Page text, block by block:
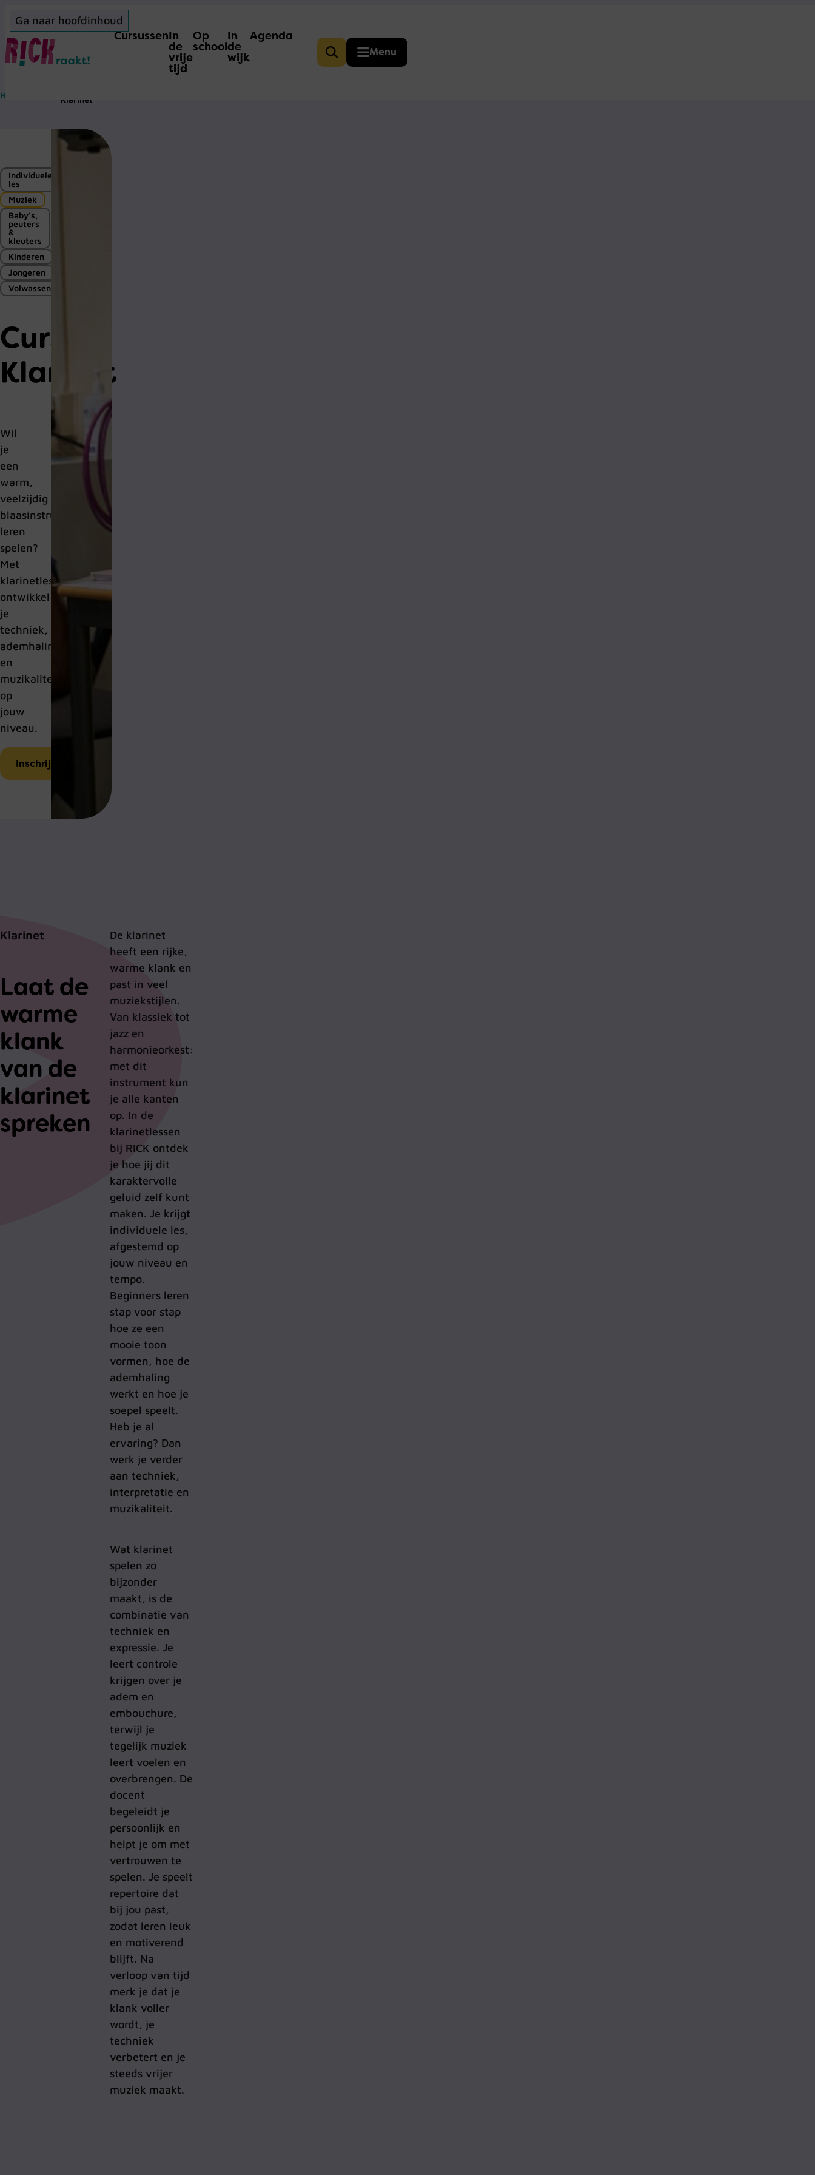
Ga naar hoofdinhoud
HomeCursussenIn
de
vrije
tijd
Op
school
In
de
wijk
Agenda
ZoekenMenu
Home
Klarinet
Individuele
les
Muziek
Baby's,
peuters
&
kleuters
Kinderen
Jongeren
Volwassenen
Cursus
Klarinet
Wil
je
een
warm,
veelzijdig
blaasinstrument
leren
spelen?
Met
klarinetles
ontwikkel
je
techniek,
ademhaling
en
muzikaliteit,
op
jouw
niveau.
Inschrijven
Laat de
warme
klank
van de
klarinet
spreken
Klarinet
De klarinet
heeft een rijke,
warme klank en
past in veel
muziekstijlen.
Van klassiek tot
jazz en
harmonieorkest:
met dit
instrument kun
je alle kanten
op. In de
klarinetlessen
bij RICK ontdek
je hoe jij dit
karaktervolle
geluid zelf kunt
maken. Je krijgt
individuele les,
afgestemd op
jouw niveau en
tempo.
Beginners leren
stap voor stap
hoe ze een
mooie toon
vormen, hoe de
ademhaling
werkt en hoe je
soepel speelt.
Heb je al
ervaring? Dan
werk je verder
aan techniek,
interpretatie en
muzikaliteit.
Wat klarinet
spelen zo
bijzonder
maakt, is de
combinatie van
techniek en
expressie. Je
leert controle
krijgen over je
adem en
embouchure,
terwijl je
tegelijk muziek
leert voelen en
overbrengen. De
docent
begeleidt je
persoonlijk en
helpt je om met
vertrouwen te
spelen. Je speelt
repertoire dat
bij jou past,
zodat leren leuk
en motiverend
blijft. Na
verloop van tijd
merk je dat je
klank voller
wordt, je
techniek
verbetert en je
steeds vrijer
muziek maakt.